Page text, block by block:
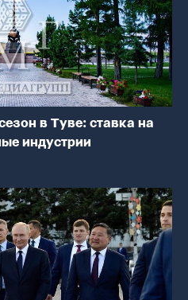
в Туве: ставка на
индустрии